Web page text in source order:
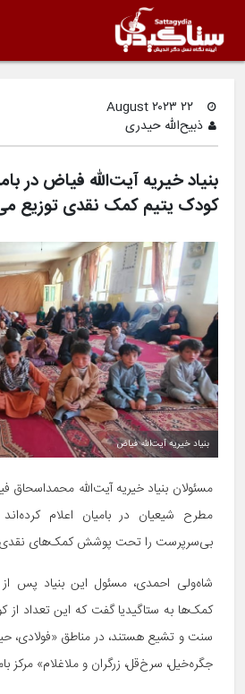
۲۲ August ۲۰۲۳
ذبیح‌الله حیدری
بنیاد خیریه آیت‌الله فیاض در
کودک یتیم کمک نقدی توزیع
بنیاد خیریه آیت‌الله فیاض
مسئولان بنیاد خیریه آیت‌الله محمداسحاق
بی‌سرپرست را تحت پوشش کمک‌های نقدی
شاه‌ولی احمدی، مسئول این بنیاد پس
کمک‌ها به ستاگیدیا گفت که این تعداد از
سنت و تشیع هستند، در مناطق «فولادی،
جگره‌خیل، سرخ‌قل، زرگران و ملاغلام» مرکز